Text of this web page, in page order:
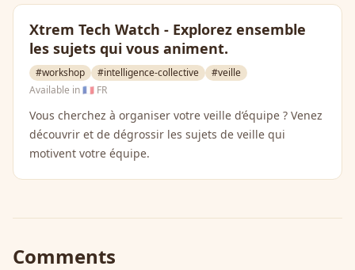
Xtrem Tech Watch - Explorez ensemble
les sujets qui vous animent.
#workshop #intelligence-collective
#veille
Available in🇫🇷 FR
Vous cherchez à organiser votre veille d’équipe ? Venez
découvrir et de dégrossir les sujets de veille qui
motivent votre équipe.
Comments